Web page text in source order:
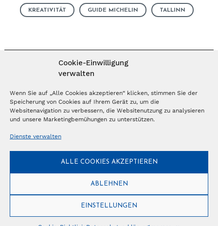
Cookie-Einwilligung
verwalten
Wenn Sie auf „Alle Cookies akzeptieren“ klicken, stimmen Sie der
Speicherung von Cookies auf Ihrem Gerät zu, um die
Websitenavigation zu verbessern, die Websitenutzung zu analysieren
und unsere Marketingbemühungen zu unterstützen.
Dienste verwalten
ALLE COOKIES AKZEPTIEREN
ABLEHNEN
EINSTELLUNGEN
KREATIVITÄT GUIDE MICHELIN TALLINN
MAGAZIN ABONNIEREN
Abonnieren
NEWSLETTER
Anmelden
© Copyright 2026 – Ferientrends //info@tlvg.ch
Tourismus Lifestyle Verlag GmbH // Frohbergweg 1 - CH-3012 Bern //